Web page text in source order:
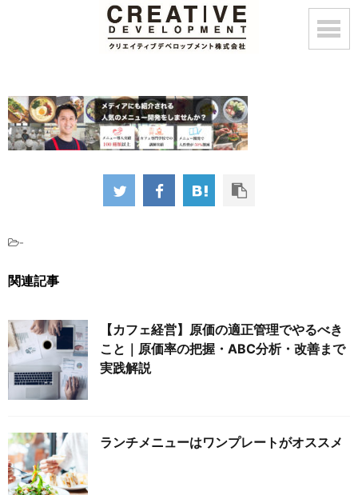
-
関連記事
【カフェ経営】原価の適正管理でやるべき
こと｜原価率の把握・ABC分析・改善まで
実践解説
ランチメニューはワンプレートがオススメ